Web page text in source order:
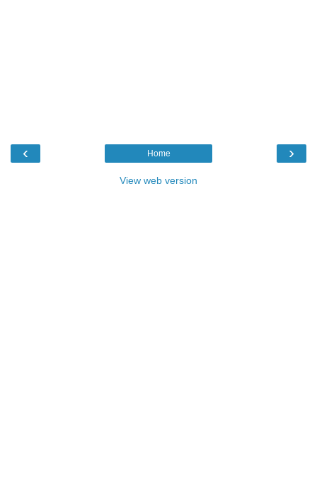
‹ ›
Home
View web version